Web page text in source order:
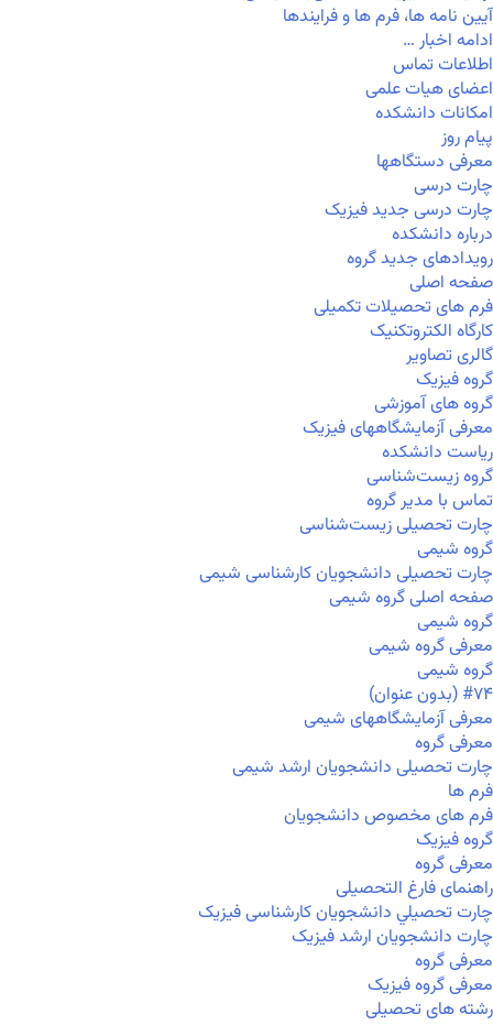
آیین نامه ها، فرم ها و فرایندها
ادامه اخبار …
اطلاعات تماس
اعضای هیات علمی
امکانات دانشکده
پیام روز
معرفی دستگاهها
چارت درسی
چارت درسی جدید فیزیک
درباره دانشکده
رویدادهای جدید گروه
صفحه اصلی
فرم های تحصیلات تکمیلی
کارگاه الکتروتکنیک
گالری تصاویر
گروه فیزیک
گروه های آموزشی
معرفی آزمایشگاههای فیزیک
ریاست دانشکده
گروه زیست‌شناسی
تماس با مدیر گروه
چارت تحصیلی زیست‌شناسی
گروه شیمی
چارت تحصیلی دانشجویان کارشناسی شیمی
صفحه اصلی گروه شیمی
گروه شیمی
معرفی گروه شیمی
گروه شیمی
#۷۴ (بدون عنوان)
معرفی آزمایشگاههای شیمی
معرفی گروه
چارت تحصیلی دانشجویان ارشد شیمی
فرم ها
فرم های مخصوص دانشجویان
گروه فیزیک
معرفی گروه
راهنمای فارغ التحصیلی
چارت تحصيلي دانشجویان کارشناسی فیزیک
چارت دانشجویان ارشد فیزیک
معرفی گروه
معرفی گروه فیزیک
رشته های تحصیلی